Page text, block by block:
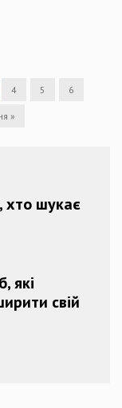
4 5 6
»
хто шукає
які
свій